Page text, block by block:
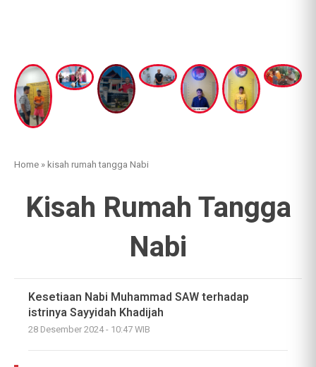
Home »kisah rumah tangga Nabi
Kisah Rumah Tangga
Nabi
Kesetiaan Nabi Muhammad SAW terhadap
istrinya Sayyidah Khadijah
28 Desember 2024 - 10:47 WIB